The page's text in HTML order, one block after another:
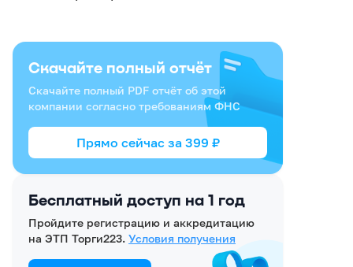
Бесплатный доступ на 1 год
Пройдите регистрацию и аккредитацию
на ЭТП Торги223. Условия получения
Скачайте полный отчёт
Скачайте полный PDF отчёт об этой
компании согласно требованиям ФНС
Прямо сейчас за 399 ₽